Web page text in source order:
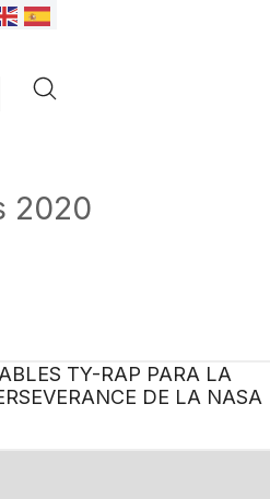
2020
TY-RAP PARA LA
DE LA NASA